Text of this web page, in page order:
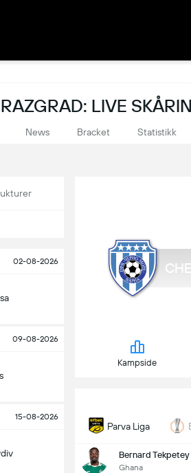
LIVE
News Bracket Statistikk
02-08-2026
09-08-2026
15-08-2026
Kampside
Parva Liga
Bernard Tekpetey
Ghana